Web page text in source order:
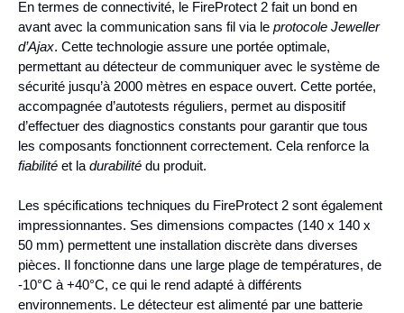
En termes de connectivité, le FireProtect 2 fait un bond en
avant avec la communication sans fil via le protocole Jeweller
d’Ajax. Cette technologie assure une portée optimale,
permettant au détecteur de communiquer avec le système de
sécurité jusqu’à 2000 mètres en espace ouvert. Cette portée,
accompagnée d’autotests réguliers, permet au dispositif
d’effectuer des diagnostics constants pour garantir que tous
les composants fonctionnent correctement. Cela renforce la
fiabilité et la durabilité du produit.
Les spécifications techniques du FireProtect 2 sont également
impressionnantes. Ses dimensions compactes (140 x 140 x
50 mm) permettent une installation discrète dans diverses
pièces. Il fonctionne dans une large plage de températures, de
-10°C à +40°C, ce qui le rend adapté à différents
environnements. Le détecteur est alimenté par une batterie